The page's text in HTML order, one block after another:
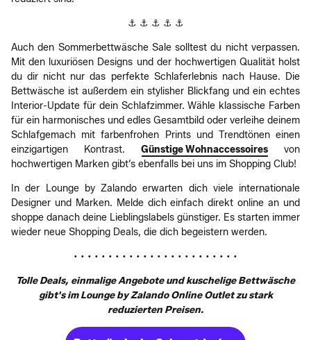
⚓ ⚓ ⚓ ⚓ ⚓
Auch den Sommerbettwäsche Sale solltest du nicht verpassen.
Mit den luxuriösen Designs und der hochwertigen Qualität holst
du dir nicht nur das perfekte Schlaferlebnis nach Hause. Die
Bettwäsche ist außerdem ein stylisher Blickfang und ein echtes
Interior-Update für dein Schlafzimmer. Wähle klassische Farben
für ein harmonisches und edles Gesamtbild oder verleihe deinem
Schlafgemach mit farbenfrohen Prints und Trendtönen einen
einzigartigen Kontrast. Günstige Wohnaccessoires von
hochwertigen Marken gibt’s ebenfalls bei uns im Shopping Club!
In der Lounge by Zalando erwarten dich viele internationale
Designer und Marken. Melde dich einfach direkt online an und
shoppe danach deine Lieblingslabels günstiger. Es starten immer
wieder neue Shopping Deals, die dich begeistern werden.
• • • • • • • • • • • • • • • • • • • • • • • •
Tolle Deals, einmalige Angebote und kuschelige Bettwäsche
gibt's im Lounge by Zalando Online Outlet zu stark
reduzierten Preisen.